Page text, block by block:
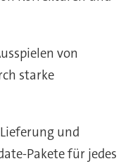
von
starke
und
Pakete für jedes